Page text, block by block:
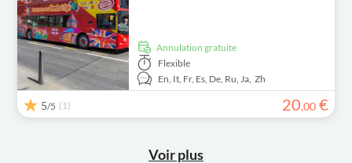
Annulation gratuite
Flexible
En, It, Fr, Es, De, Ru, Ja, Zh
5/5 (1) 20,00 €
Voir plus